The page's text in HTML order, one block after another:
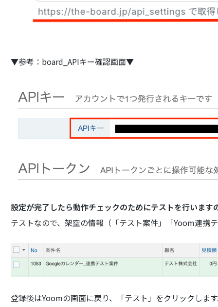
▼参考：board_APIキー確認画面▼
設定が完了したら動作チェックのためにテストを行いま
テストなので、架空の情報（「テスト案件」「Yoom連携
登録後はYoomの画面に戻り、「テスト」をクリックしま